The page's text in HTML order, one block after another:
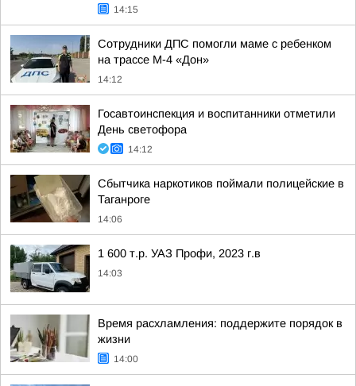
14:15
Сотрудники ДПС помогли маме с ребенком
на трассе М-4 «Дон»
14:12
Госавтоинспекция и воспитанники отметили
День светофора
14:12
Сбытчика наркотиков поймали полицейские в
Таганроге
14:06
1 600 т.р. УАЗ Профи, 2023 г.в
14:03
Время расхламления: поддержите порядок в
жизни
14:00